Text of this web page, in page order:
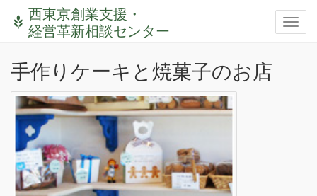
西東京創業支援・
経営革新相談センター
手作りケーキと焼菓子のお店